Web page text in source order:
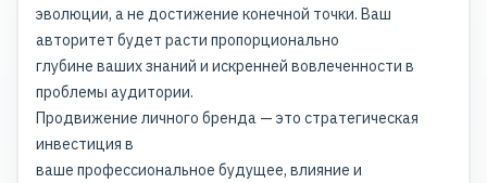
эволюции, а не достижение конечной точки. Ваш
авторитет будет расти пропорционально
глубине ваших знаний и искренней вовлеченности в
проблемы аудитории.
Продвижение личного бренда — это стратегическая
инвестиция в
ваше профессиональное будущее, влияние и